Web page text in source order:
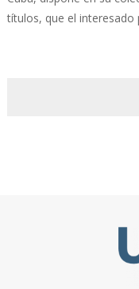
títulos, que el interesado